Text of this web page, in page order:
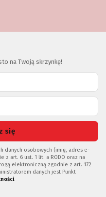
na Twoją skrzynkę!
się
danych osobowych (imię, adres e-
z art. 6 ust. 1 lit. a RODO oraz na
elektroniczną zgodnie z art. 172
danych jest Punkt
.